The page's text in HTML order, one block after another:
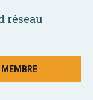
réseau
MEMBRE